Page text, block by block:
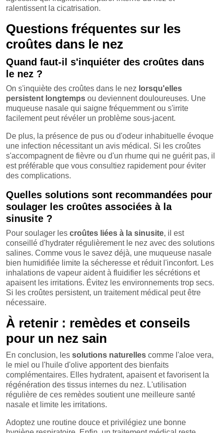
ralentissent la cicatrisation.
Questions fréquentes sur les
croûtes dans le nez
Quand faut-il s'inquiéter des croûtes dans
le nez ?
On s'inquiète des croûtes dans le nez lorsqu'elles
persistent longtemps ou deviennent douloureuses. Une
muqueuse nasale qui saigne fréquemment ou s'irrite
facilement peut révéler un problème sous-jacent.
De plus, la présence de pus ou d'odeur inhabituelle évoque
une infection nécessitant un avis médical. Si les croûtes
s'accompagnent de fièvre ou d'un rhume qui ne guérit pas, il
est préférable que vous consultiez rapidement pour éviter
des complications.
Quelles solutions sont recommandées pour
soulager les croûtes associées à la
sinusite ?
Pour soulager les croûtes liées à la sinusite, il est
conseillé d'hydrater régulièrement le nez avec des solutions
salines. Comme vous le savez déjà, une muqueuse nasale
bien humidifiée limite la sécheresse et réduit l'inconfort. Les
inhalations de vapeur aident à fluidifier les sécrétions et
apaisent les irritations. Évitez les environnements trop secs.
Si les croûtes persistent, un traitement médical peut être
nécessaire.
À retenir : remèdes et conseils
pour un nez sain
En conclusion, les solutions naturelles comme l'aloe vera,
le miel ou l'huile d'olive apportent des bienfaits
complémentaires. Elles hydratent, apaisent et favorisent la
régénération des tissus internes du nez. L'utilisation
régulière de ces remèdes soutient une meilleure santé
nasale et limite les irritations.
Adoptez une routine douce et privilégiez une bonne